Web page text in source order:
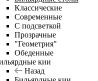
Классические
Современные
С подсветкой
Прозрачные
"Геометрия"
Обеденные
кии
Назад